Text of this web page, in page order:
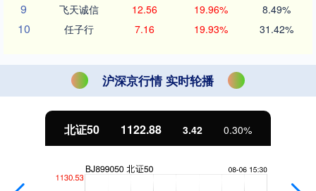
9 飞天诚信 12.56 19.96% 8.49%
10 任子行 7.16 19.93% 31.42%
沪深京行情 实时轮播
北证50 1122.88 3.42 0.30%